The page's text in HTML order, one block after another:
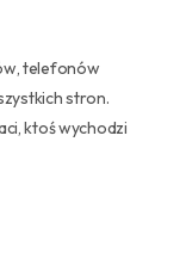
telefonów
stron.
ktoś wychodzi